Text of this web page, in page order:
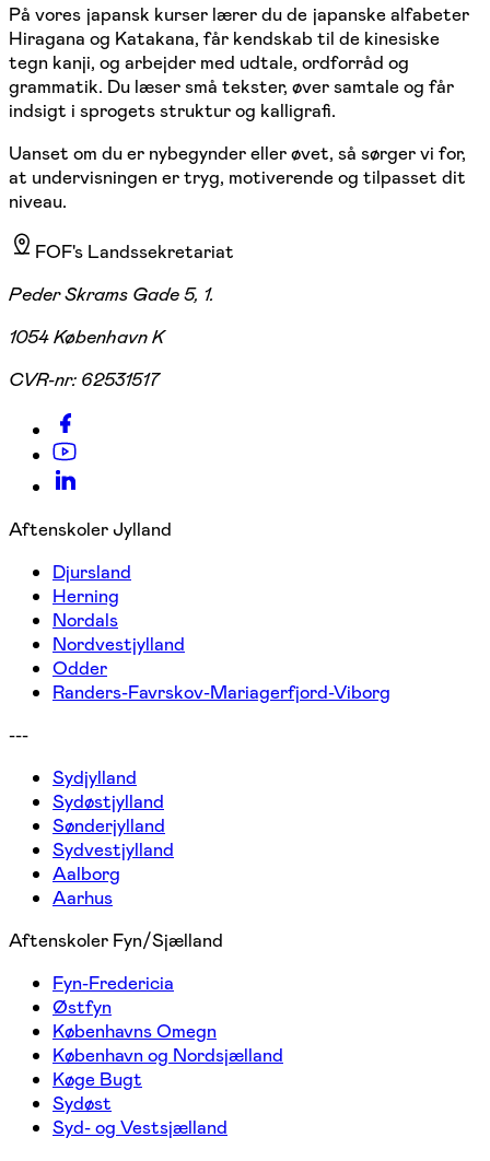
På vores japansk kurser lærer du de japanske alfabeter
Hiragana og Katakana, får kendskab til de kinesiske
tegn kanji, og arbejder med udtale, ordforråd og
grammatik. Du læser små tekster, øver samtale og får
indsigt i sprogets struktur og kalligrafi.
Uanset om du er nybegynder eller øvet, så sørger vi for,
at undervisningen er tryg, motiverende og tilpasset dit
niveau.
FOF's Landssekretariat
Peder Skrams Gade 5, 1.
1054 København K
CVR-nr: 62531517
Aftenskoler Jylland
Djursland
Herning
Nordals
Nordvestjylland
Odder
Randers-Favrskov-Mariagerfjord-Viborg
---
Sydjylland
Sydøstjylland
Sønderjylland
Sydvestjylland
Aalborg
Aarhus
Aftenskoler Fyn/Sjælland
Fyn-Fredericia
Østfyn
Københavns Omegn
København og Nordsjælland
Køge Bugt
Sydøst
Syd- og Vestsjælland